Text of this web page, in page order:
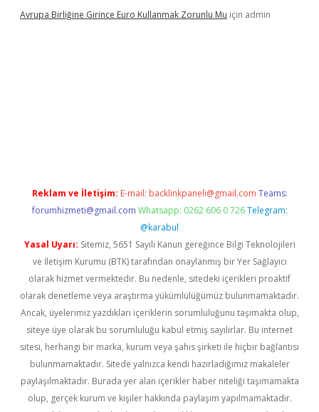
Avrupa Birliğine Girince Euro Kullanmak Zorunlu Mu için admin
Reklam ve İletişim: E-mail: backlinkpaneli@gmail.com Teams:
forumhizmeti@gmail.com Whatsapp: 0262 606 0 726 Telegram:
@karabul
Yasal Uyarı: Sitemiz, 5651 Sayılı Kanun gereğince Bilgi Teknolojileri
ve İletişim Kurumu (BTK) tarafından onaylanmış bir Yer Sağlayıcı
olarak hizmet vermektedir. Bu nedenle, sitedeki içerikleri proaktif
olarak denetleme veya araştırma yükümlülüğümüz bulunmamaktadır.
Ancak, üyelerimiz yazdıkları içeriklerin sorumluluğunu taşımakta olup,
siteye üye olarak bu sorumluluğu kabul etmiş sayılırlar. Bu internet
sitesi, herhangi bir marka, kurum veya şahıs şirketi ile hiçbir bağlantısı
bulunmamaktadır. Sitede yalnızca kendi hazırladığımız makaleler
paylaşılmaktadır. Burada yer alan içerikler haber niteliği taşımamakta
olup, gerçek kurum ve kişiler hakkında paylaşım yapılmamaktadır.